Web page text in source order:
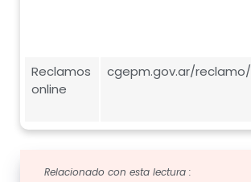
Reclamos
online
cgepm.gov.ar/reclamo/
Relacionado con esta lectura :